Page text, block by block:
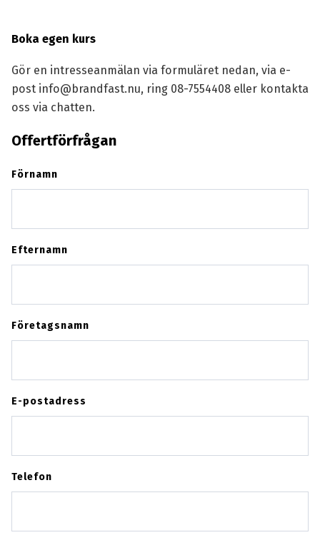
Boka egen kurs
Gör en intresseanmälan via formuläret nedan, via e-
post info@brandfast.nu, ring 08-7554408eller kontakta
oss via chatten.
Offertförfrågan
Förnamn
Efternamn
Företagsnamn
E-postadress
Telefon